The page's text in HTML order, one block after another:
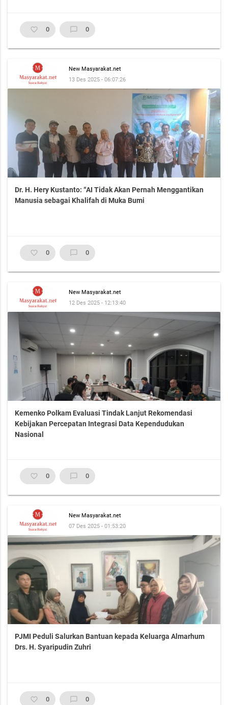
favorite_border 0 chat_bubble_outline 0
New Masyarakat.net
13 Des 2025 - 06:07:26
Dr. H. Hery Kustanto: “AI Tidak Akan Pernah Menggantikan
Manusia sebagai Khalifah di Muka Bumi
favorite_border 0 chat_bubble_outline 0
New Masyarakat.net
12 Des 2025 - 12:13:40
Kemenko Polkam Evaluasi Tindak Lanjut Rekomendasi
Kebijakan Percepatan Integrasi Data Kependudukan
Nasional
favorite_border 0 chat_bubble_outline 0
New Masyarakat.net
07 Des 2025 - 01:53:20
PJMI Peduli Salurkan Bantuan kepada Keluarga Almarhum
Drs. H. Syaripudin Zuhri
favorite_border 0 chat_bubble_outline 0